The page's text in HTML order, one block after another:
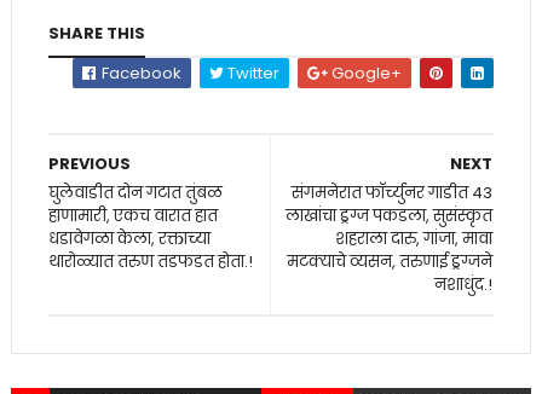
SHARE THIS
Facebook
Twitter Google+
NEXT
संगमनेरात फाॅर्च्युनर गाडीत 43
लाखांचा ड्रग्ज पकडला, सुसंस्कृत
शहराला दारु, गांजा, मावा
मटक्याचे व्यसन, तरुणाई ड्रग्जने
नशाधुंद.!
PREVIOUS
घुलेवाडीत दोन गटात तुंबळ
हाणामारी, एकच वारात हात
धडावेगळा केला, रक्ताच्या
थारोळ्यात तरुण तडफडत होता.!